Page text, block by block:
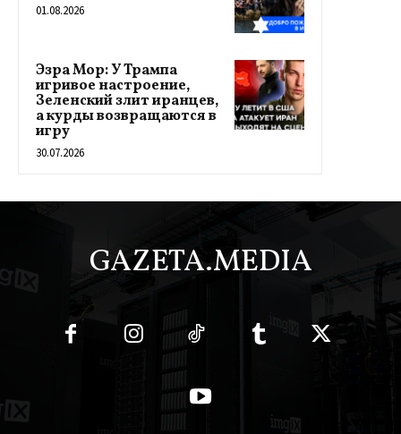
01.08.2026
Эзра Мор: У Трампа
игривое настроение,
Зеленский злит иранцев,
а курды возвращаются в
игру
30.07.2026
GAZETA.MEDIA